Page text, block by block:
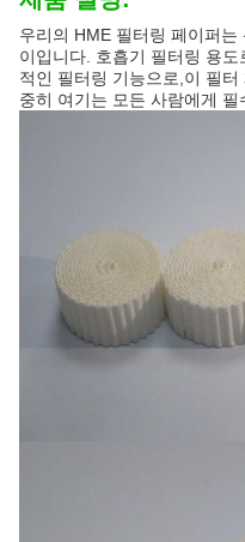
우리의 HME 필터링 페이퍼
이입니다. 호흡기 필터링 용
적인 필터링 기능으로,이 필
중히 여기는 모든 사람에게 필